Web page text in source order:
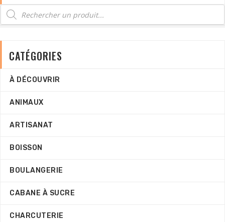
CATÉGORIES
À DÉCOUVRIR
ANIMAUX
ARTISANAT
BOISSON
BOULANGERIE
CABANE À SUCRE
CHARCUTERIE